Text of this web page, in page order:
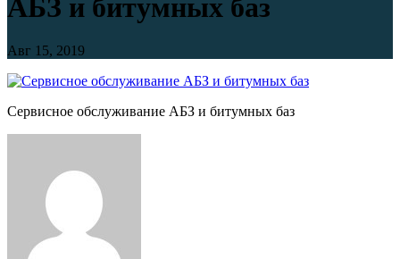
АБЗ и битумных баз
Авг 15, 2019
Сервисное обслуживание АБЗ и битумных баз